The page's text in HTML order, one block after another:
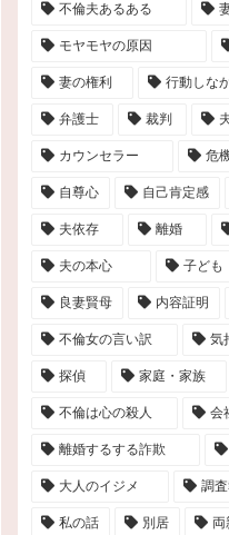
不倫夫あるある
モヤモヤの原因
妻の権利 行動しな
弁護士 裁判
カウンセラー 危
自尊心 自己肯定感
夫依存 離婚
夫の本心 子ども
良妻賢母 内容証明
不倫女の言い訳 気
探偵 家庭・家族
不倫は心の殺人 会
離婚するする詐欺
大人のイジメ 調
私の話 別居 両